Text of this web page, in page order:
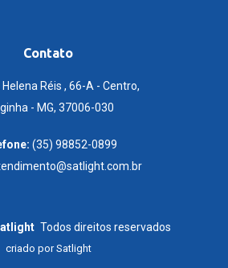
Contato
Helena Réis , 66-A - Centro,
- MG, 37006-030
(35) 98852-0899
Todos direitos reservados
criado porSatlight